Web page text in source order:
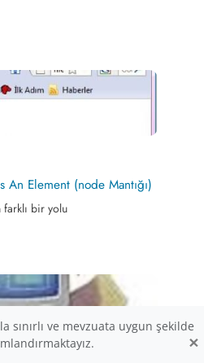
An Element (node Mantığı)
farklı bir yolu
sınırlı ve mevzuata uygun şekilde
×